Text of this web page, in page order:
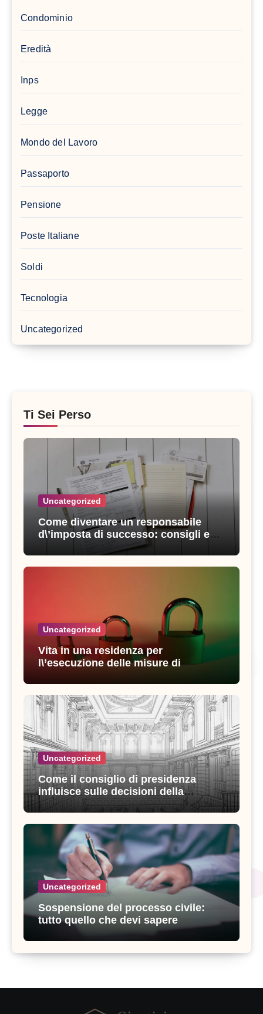
Condominio
Eredità
Inps
Legge
Mondo del Lavoro
Passaporto
Pensione
Poste Italiane
Soldi
Tecnologia
Uncategorized
Ti Sei Perso
Uncategorized
Come diventare un responsabile
d\’imposta di successo: consigli e
strategie vincenti
Uncategorized
Vita in una residenza per
l\’esecuzione delle misure di
Uncategorized
Come il consiglio di presidenza
influisce sulle decisioni della
giustizia amministrativa
Uncategorized
Sospensione del processo civile:
tutto quello che devi sapere